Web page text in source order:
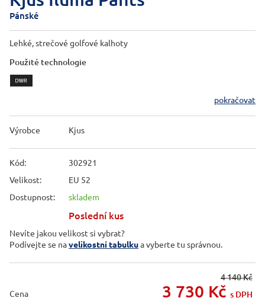
Pánské
Lehké, strečové golfové kalhoty
Použité technologie
pokračovat
Výrobce Kjus
Kód:
302921
Velikost:
EU 52
Dostupnost:
skladem
Poslední kus
Nevíte jakou velikost si vybrat?
Podívejte se navelikostní tabulkua vyberte tu správnou.
Cena
4 140 Kč
3 730 Kč s DPH